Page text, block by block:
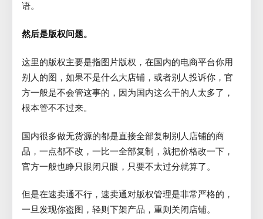
语。
然后是版权问题。
这里的版权主要是指图片版权，在国内的电商平台你用
别人的图，如果不是什么大店铺，或者别人投诉你，官
方一般是不会管这事的，因为国内这么干的人太多了，
根本管不不过来。
国内很多做无货源的都是直接全部复制别人店铺的商
品，一点都不改，一比一全部复制，就把价格改一下，
官方一般也睁只眼闭只眼，只要不太过分就算了。
但是在速卖通不行，速卖通对版权管理是非常严格的，
一旦发现你盗图，轻则下架产品，重则关闭店铺。